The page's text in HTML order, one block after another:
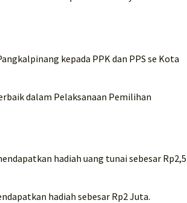
kepada PPK dan PPS se Kota
dalam Pelaksanaan Pemilihan
hadiah uang tunai sebesar Rp2,5
hadiah sebesar Rp2 Juta.